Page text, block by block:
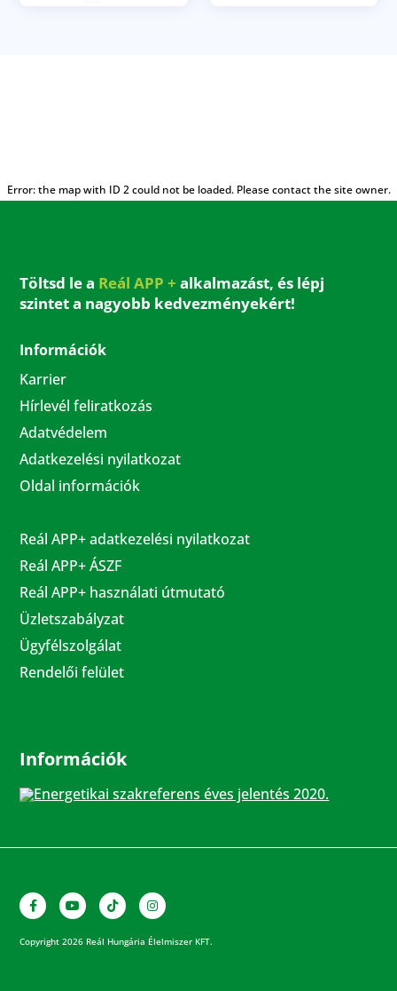
Error: the map with ID 2 could not be loaded. Please contact the site owner.
Töltsd le a Reál APP + alkalmazást, és lépj
szintet a nagyobb kedvezményekért!
Információk
Karrier
Hírlevél feliratkozás
Adatvédelem
Adatkezelési nyilatkozat
Oldal információk
Reál APP+ adatkezelési nyilatkozat
Reál APP+ ÁSZF
Reál APP+ használati útmutató
Üzletszabályzat
Ügyfélszolgálat
Rendelői felület
Információk
Energetikai szakreferens éves jelentés 2020.
Copyright 2026 Reál Hungária Élelmiszer KFT.